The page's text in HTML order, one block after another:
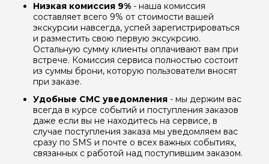
Низкая комиссия 9% - наша комиссия
составляет всего 9% от стоимости вашей
экскурсии навсегда, успей зарегистрироваться
и разместить свою первую эксукрсию.
Остальную сумму клиенты оплачивают вам при
встрече. Комиссия сервиса полностью состоит
из суммы брони, которую пользователи вносят
при заказе.
Удобные СМС уведомления - мы держим вас
всегда в курсе событий и поступления заказов
даже если вы не находитесь на сервисе, в
случае поступления заказа мы уведомляем вас
сразу по SMS и почте о всех важных событиях,
связанных с работой над поступившим заказом.